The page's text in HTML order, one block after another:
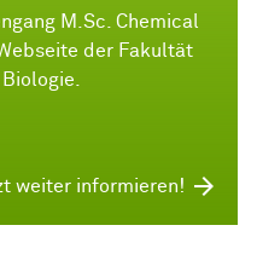
M.Sc. Chemical
der Fakultät
weiter informieren!